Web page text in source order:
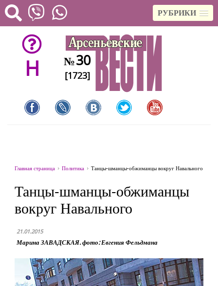
РУБРИКИ
H №30
[1723]
Главная страница Политика Танцы-шманцы-обжиманцы вокруг Навального
Танцы-шманцы-обжиманцы
вокруг Навального
21.01.2015
Марина ЗАВАДСКАЯ. фото: Евгения Фельдмана